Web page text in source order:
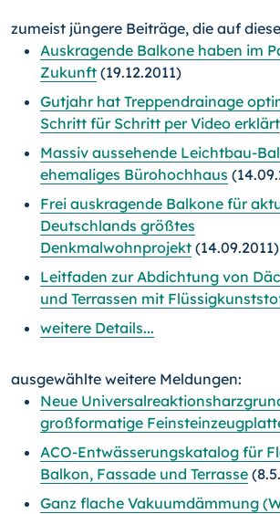
zumeist jüngere Beiträge, die auf
Auskragende Balkone haben im
Zukunft (19.12.2011)
Gutjahr hat Treppendrainage
Schritt für Schritt per Video erklärt
Massiv aussehende Leichtbau-
ehemaliges Bürohochhaus
Frei auskragende Balkone für
Deutschlands größtes
Denkmalwohnprojekt (14.09.2011)
Leitfaden zur Abdichtung von
und Terrassen mit
weitere Details...
ausgewählte weitere Meldungen:
Neue
großformatige
ACO-Entwässerungskatalog für
Balkon, Fassade und Terrasse
Ganz flache Vakuumdämmung